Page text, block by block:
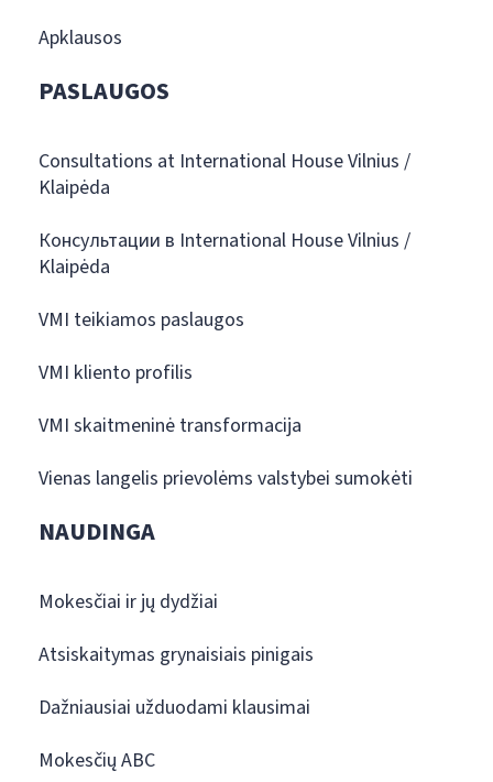
Apklausos
PASLAUGOS
Consultations at International House Vilnius /
Klaipėda
Консультации в International House Vilnius /
Klaipėda
VMI teikiamos paslaugos
VMI kliento profilis
VMI skaitmeninė transformacija
Vienas langelis prievolėms valstybei sumokėti
NAUDINGA
Mokesčiai ir jų dydžiai
Atsiskaitymas grynaisiais pinigais
Dažniausiai užduodami klausimai
Mokesčių ABC